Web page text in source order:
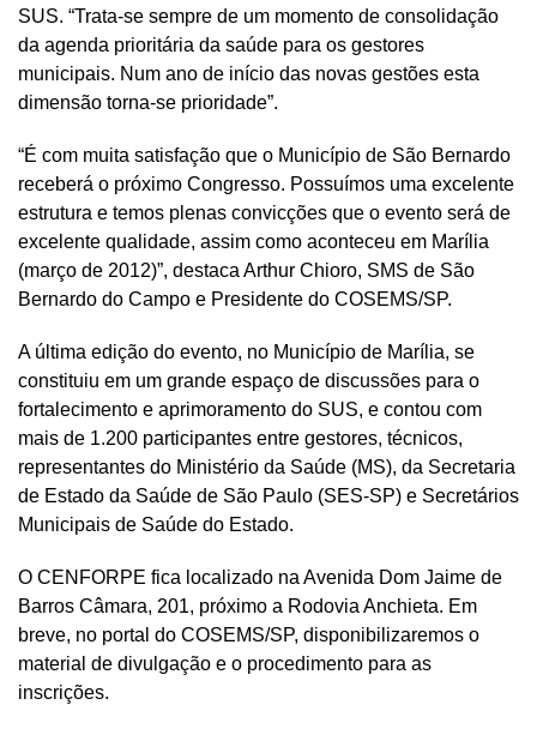
SUS. “Trata-se sempre de um momento de consolidação
da agenda prioritária da saúde para os gestores
municipais. Num ano de início das novas gestões esta
dimensão torna-se prioridade”.
“É com muita satisfação que o Município de São Bernardo
receberá o próximo Congresso. Possuímos uma excelente
estrutura e temos plenas convicções que o evento será de
excelente qualidade, assim como aconteceu em Marília
(março de 2012)”, destaca Arthur Chioro, SMS de São
Bernardo do Campo e Presidente do COSEMS/SP.
A última edição do evento, no Município de Marília, se
constituiu em um grande espaço de discussões para o
fortalecimento e aprimoramento do SUS, e contou com
mais de 1.200 participantes entre gestores, técnicos,
representantes do Ministério da Saúde (MS), da Secretaria
de Estado da Saúde de São Paulo (SES-SP) e Secretários
Municipais de Saúde do Estado.
O CENFORPE fica localizado na Avenida Dom Jaime de
Barros Câmara, 201, próximo a Rodovia Anchieta. Em
breve, no portal do COSEMS/SP, disponibilizaremos o
material de divulgação e o procedimento para as
inscrições.